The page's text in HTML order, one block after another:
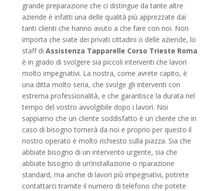
grande preparazione che ci distingue da tante altre
aziende è infatti una delle qualità più apprezzate dai
tanti clienti che hanno avuto a che fare con noi. Non
importa che siate dei privati cittadini o delle aziende, lo
staff di Assistenza Tapparelle Corso Trieste Roma
è in grado di svolgere sia piccoli interventi che lavori
molto impegnativi. La nostra, come avrete capito, è
una ditta molto seria, che svolge gli interventi con
estrema professionalità, e che garantisce la durata nel
tempo del vostro avvolgibile dopo i lavori. Noi
sappiamo che un cliente soddisfatto è un cliente che in
caso di bisogno tornerà da noi e proprio per questo il
nostro operato è molto richiesto sulla piazza. Sia che
abbiate bisogno di un intervento urgente, sia che
abbiate bisogno di un’installazione o riparazione
standard, ma anche di lavori più impegnativi, potrete
contattarci tramite il numero di telefono che potete